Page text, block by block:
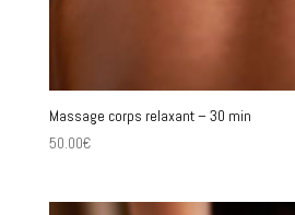
Massage corps relaxant – 30 min
50.00€